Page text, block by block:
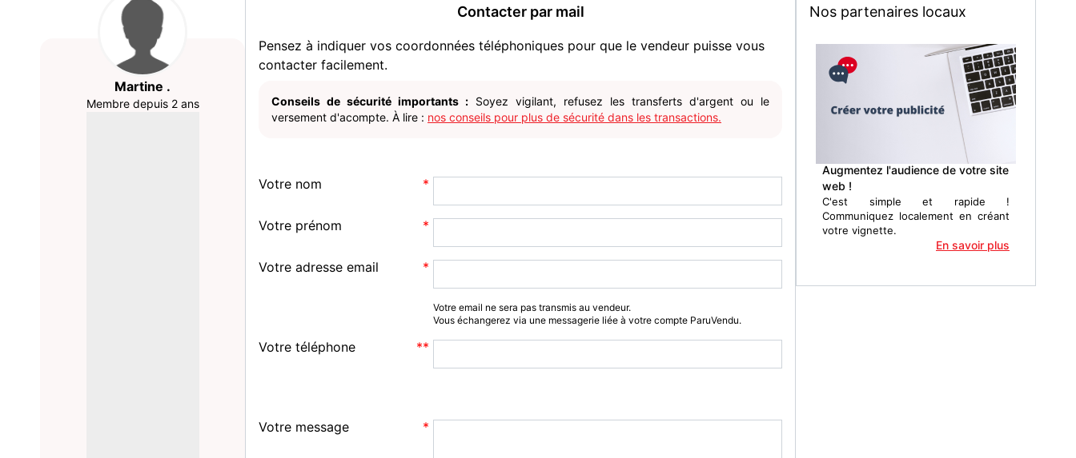
Martine .
Membre depuis 2 ans
Contacter par mail
Pensez à indiquer vos coordonnées téléphoniques pour que le vendeur puisse vous
contacter facilement.
Conseils de sécurité importants : Soyez vigilant, refusez les transferts d'argent ou le
versement d'acompte. À lire : nos conseils pour plus de sécurité dans les transactions.
Votre nom
Votre prénom
Votre adresse email
Votre email ne sera pas transmis au vendeur.
Vous échangerez via une messagerie liée à votre compte ParuVendu.
Votre téléphone
Votre message
Nos partenaires locaux
Augmentez l'audience de votre site
web !
C'est simple et rapide !
Communiquez localement en créant
votre vignette.
En savoir plus